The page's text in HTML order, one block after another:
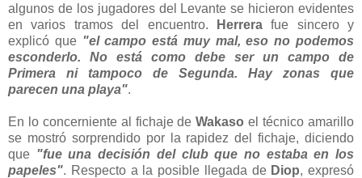
algunos de los jugadores del Levante se hicieron evidentes
en varios tramos del encuentro.
Herrerafue sincero y
explicó que "el campo está muy mal, eso no podemos
esconderlo. No está como debe ser un campo de
Primera ni tampoco de Segunda. Hay zonas que
parecen una playa".
En lo concerniente al fichaje deWakaso el técnico amarillo
se mostró sorprendido por la rapidez del fichaje, diciendo
que "fue una decisión del club que no estaba en los
papeles". Respecto a la posible llegada de Diop, expresó